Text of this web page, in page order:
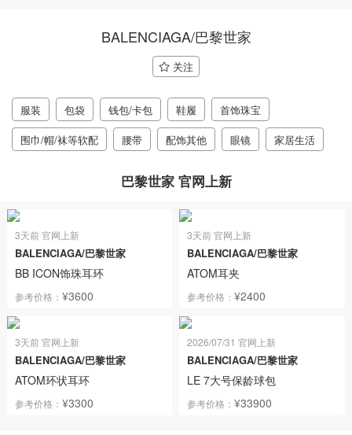
BALENCIAGA/巴黎世家
关注
服装 包袋 钱包/卡包 鞋履
首饰珠宝
围巾/帽/袜等软配
腰带 配饰其他 眼镜 家居生活
巴黎世家 官网上新
3天前 官网上新
BALENCIAGA/巴黎世家
BB ICON饰珠耳环
参考价格： ¥3600
3天前 官网上新
BALENCIAGA/巴黎世家
ATOM耳夹
参考价格：¥2400
3天前 官网上新
BALENCIAGA/巴黎世家
ATOM环状耳环
参考价格： ¥3300
2026/07/31 官网上新
BALENCIAGA/巴黎世家
LE 7大号保龄球包
参考价格：¥33900